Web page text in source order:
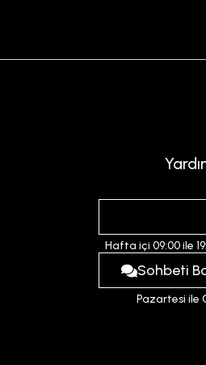
Hafta içi 09:00 ile
Sohbeti
Pazartesi ile